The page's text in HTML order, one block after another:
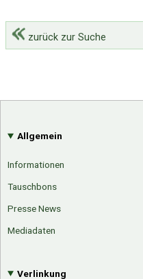
zurück zur Suche
Allgemein
Informationen
Tauschbons
Presse News
Mediadaten
Verlinkung